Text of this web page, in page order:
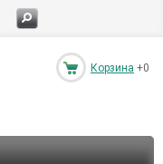
Корзина +0